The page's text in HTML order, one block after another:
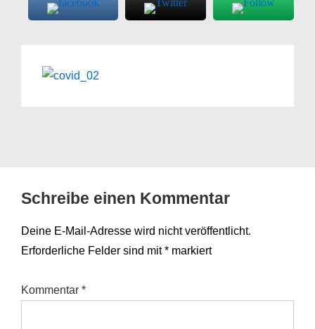
Schreibe einen Kommentar
Deine E-Mail-Adresse wird nicht veröffentlicht.
Erforderliche Felder sind mit* markiert
Kommentar *